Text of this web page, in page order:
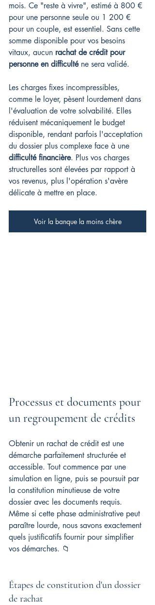
mois. Ce "reste à vivre", estimé à 800 €
pour une personne seule ou 1 200 €
pour un couple, est essentiel. Sans cette
somme disponible pour vos besoins
vitaux, aucun rachat de crédit pour
personne en difficulté ne sera validé.
Les charges fixes incompressibles,
comme le loyer, pèsent lourdement dans
l'évaluation de votre solvabilité. Elles
réduisent mécaniquement le budget
disponible, rendant parfois l'acceptation
du dossier plus complexe face à une
difficulté financière. Plus vos charges
structurelles sont élevées par rapport à
vos revenus, plus l'opération s'avère
délicate à mettre en place.
Voir la banque la moins chère
Processus et documents pour
un regroupement de crédits
Obtenir un rachat de crédit est une
démarche parfaitement structurée et
accessible. Tout commence par une
simulation en ligne, puis se poursuit par
la constitution minutieuse de votre
dossier avec les documents requis.
Même si cette phase administrative peut
paraître lourde, nous savons exactement
quels justificatifs fournir pour simplifier
vos démarches. 📁
Étapes de constitution d'un dossier
de rachat